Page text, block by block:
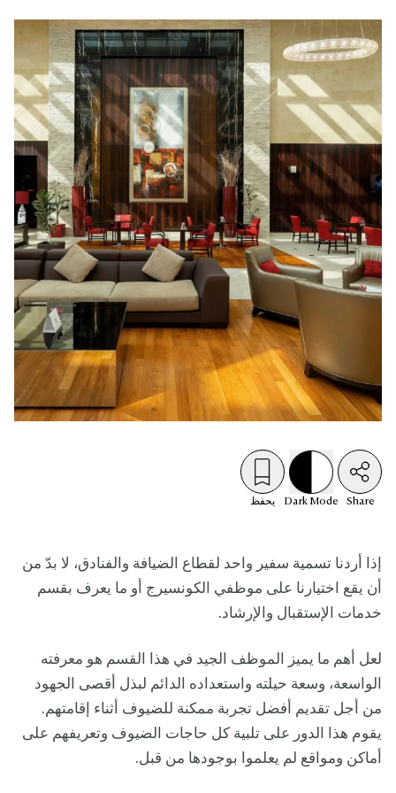
Share
Dark Mode يحفظ
إذا أردنا تسمية سفير واحد لقطاع الضيافة والفنادق، لا بدّ من
أن يقع اختيارنا على موظفي الكونسيرج أو ما يعرف بقسم
خدمات الإستقبال والإرشاد.
لعل أهم ما يميز الموظف الجيد في هذا القسم هو معرفته
الواسعة، وسعة حيلته واستعداده الدائم لبذل أقصى الجهود
من أجل تقديم أفضل تجربة ممكنة للضيوف أثناء إقامتهم.
يقوم هذا الدور على تلبية كل حاجات الضيوف وتعريفهم على
أماكن ومواقع لم يعلموا بوجودها من قبل.